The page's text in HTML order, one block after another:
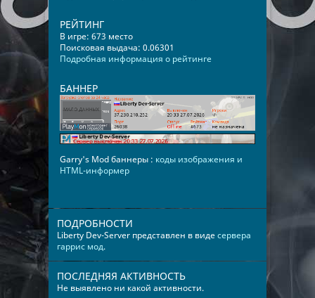
РЕЙТИНГ
В игре: 673 место
Поисковая выдача: 0.06301
Подробная информация о рейтинге
БАННЕР
Garry's Mod баннеры : коды изображения и
HTML-информер
ПОДРОБНОСТИ
Liberty Dev-Server представлен в видесервера
гаррис мод.
ПОСЛЕДНЯЯ АКТИВНОСТЬ
Не выявлено ни какой активности.